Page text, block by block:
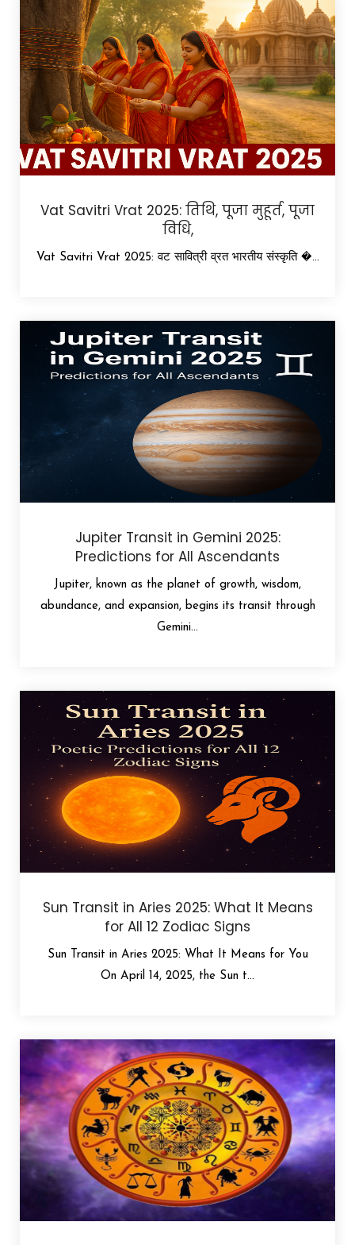
Vat Savitri Vrat 2025: तिथि, पूजा मुहूर्त, पूजा
विधि,
Vat Savitri Vrat 2025: वट सावित्री व्रत भारतीय संस्कृति �...
Jupiter Transit in Gemini 2025:
Predictions for All Ascendants
Jupiter, known as the planet of growth, wisdom,
abundance, and expansion, begins its transit through
Gemini...
Sun Transit in Aries 2025: What It Means
for All 12 Zodiac Signs
Sun Transit in Aries 2025: What It Means for You
On April 14, 2025, the Sun t...